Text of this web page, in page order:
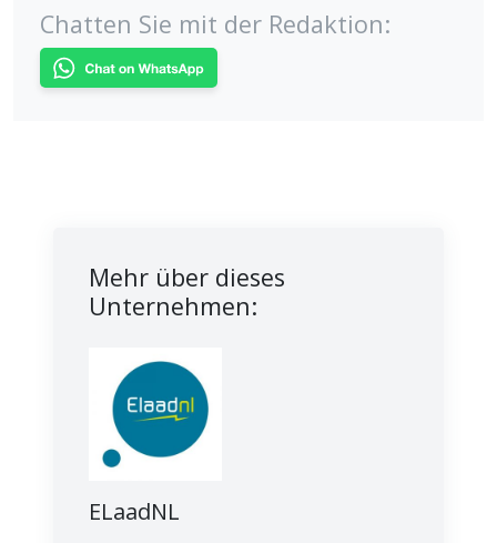
Chatten Sie mit der Redaktion:
Mehr über dieses
Unternehmen:
ELaadNL